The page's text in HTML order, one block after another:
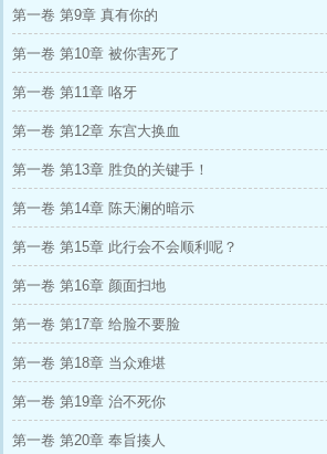
第一卷 第9章 真有你的
第一卷 第10章 被你害死了
第一卷 第11章 咯牙
第一卷 第12章 东宫大换血
第一卷 第13章 胜负的关键手！
第一卷 第14章 陈天澜的暗示
第一卷 第15章 此行会不会顺利呢？
第一卷 第16章 颜面扫地
第一卷 第17章 给脸不要脸
第一卷 第18章 当众难堪
第一卷 第19章 治不死你
第一卷 第20章 奉旨揍人